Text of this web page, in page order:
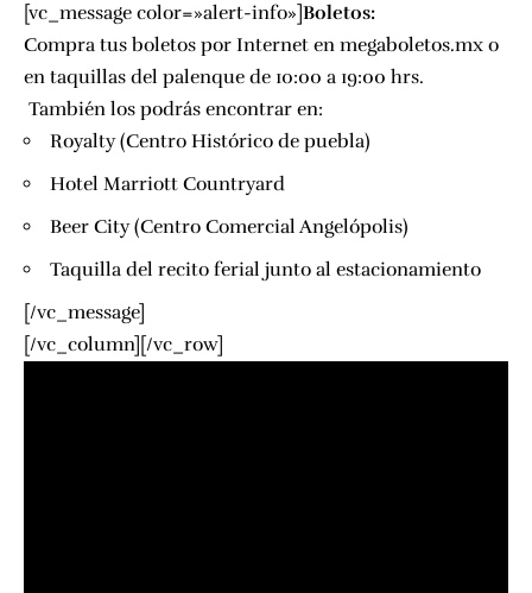
[vc_message color=»alert-info»]Boletos:
Compra tus boletos por Internet en megaboletos.mx o
en taquillas del palenque de 10:00 a 19:00 hrs.
También los podrás encontrar en:
Royalty(Centro Histórico de puebla)
Hotel Marriott Countryard
Beer City(Centro Comercial Angelópolis)
Taquilla del recito ferial junto al estacionamiento
[/vc_message]
[/vc_column][/vc_row]